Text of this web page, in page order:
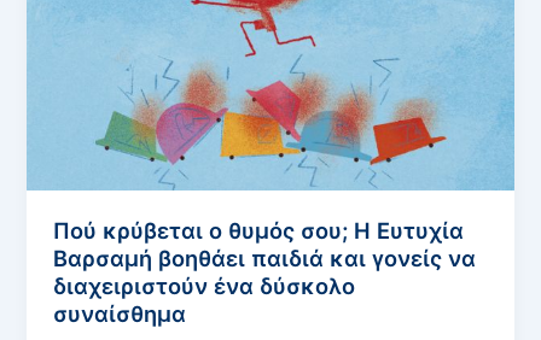
Πού κρύβεται ο θυμός σου; Η Ευτυχία
Βαρσαμή βοηθάει παιδιά και γονείς να
διαχειριστούν ένα δύσκολο
συναίσθημα